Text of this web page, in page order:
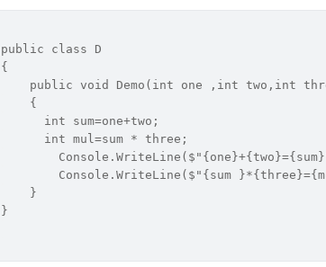
public class D
{
public void Demo(int one ,int two,int
    {
      int sum=one+two;
      int mul=sum * three;
Console.WriteLine($"{sum
    }
}